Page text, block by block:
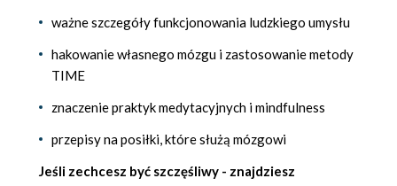
ważne szczegóły funkcjonowania ludzkiego umysłu
hakowanie własnego mózgu i zastosowanie metody
TIME
znaczenie praktyk medytacyjnych i mindfulness
przepisy na posiłki, które służą mózgowi
Jeśli zechcesz być szczęśliwy - znajdziesz